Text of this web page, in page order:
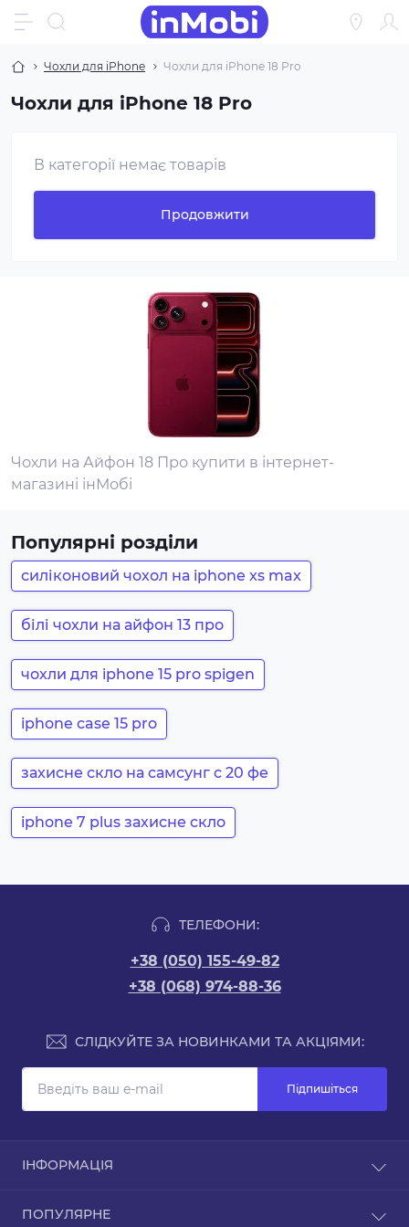
Чохли для iPhone Чохли для iPhone 18 Pro
Чохли для iPhone 18 Pro
В категорії немає товарів
Продовжити
Чохли на Айфон 18 Про купити в інтернет-
магазині інМобі
Популярні розділи
силіконовий чохол на iphone xs max
білі чохли на айфон 13 про
чохли для iphone 15 pro spigen
iphone case 15 pro
захисне скло на самсунг с 20 фе
iphone 7 plus захисне скло
ТЕЛЕФОНИ:
+38 (050) 155-49-82
+38 (068) 974-88-36
СЛІДКУЙТЕ ЗА НОВИНКАМИ ТА АКЦІЯМИ:
Підпишіться
ІНФОРМАЦІЯ
Про магазин
ПОПУЛЯРНЕ